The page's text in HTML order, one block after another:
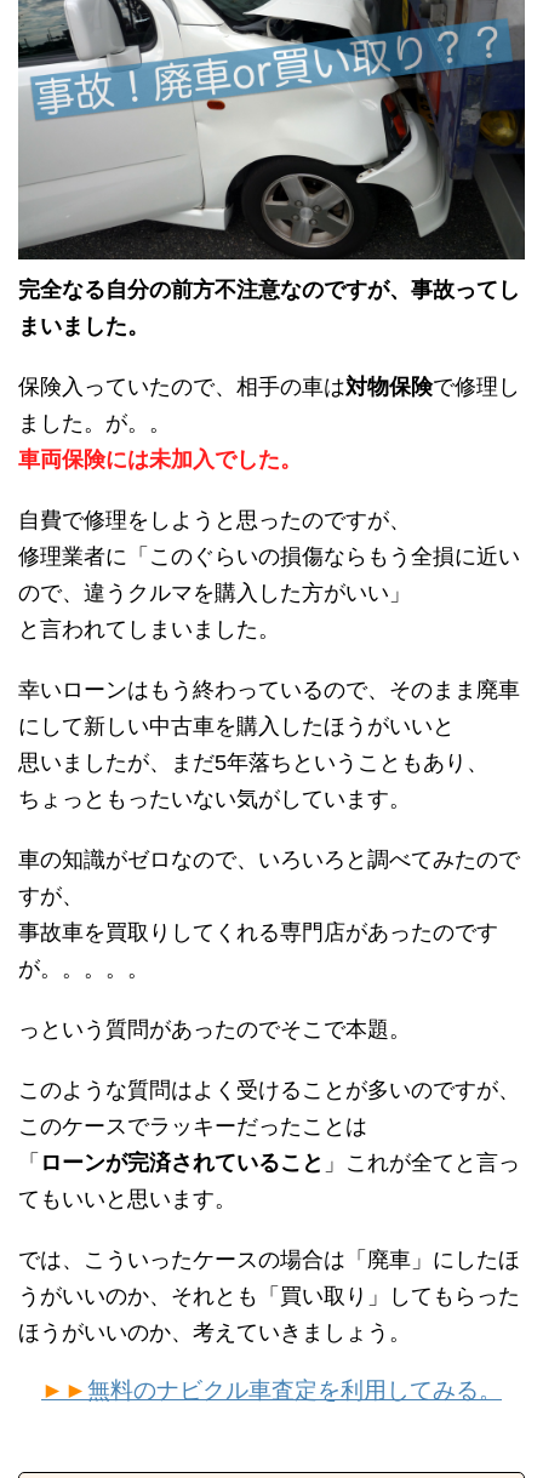
完全なる自分の前方不注意なのですが、事故ってし
まいました。
保険入っていたので、相手の車は対物保険で修理し
ました。が。。
車両保険には未加入でした。
自費で修理をしようと思ったのですが、
修理業者に「このぐらいの損傷ならもう全損に近い
ので、違うクルマを購入した方がいい」
と言われてしまいました。
幸いローンはもう終わっているので、そのまま廃車
にして新しい中古車を購入したほうがいいと
思いましたが、まだ5年落ちということもあり、
ちょっともったいない気がしています。
車の知識がゼロなので、いろいろと調べてみたので
すが、
事故車を買取りしてくれる専門店があったのです
が。。。。。
っという質問があったのでそこで本題。
このような質問はよく受けることが多いのですが、
このケースでラッキーだったことは
「 ローンが完済されていること 」これが全てと言っ
てもいいと思います。
では、こういったケースの場合は「廃車」にしたほ
うがいいのか、それとも「買い取り」してもらった
ほうがいいのか、考えていきましょう。
►►無料のナビクル車査定を利用してみる。